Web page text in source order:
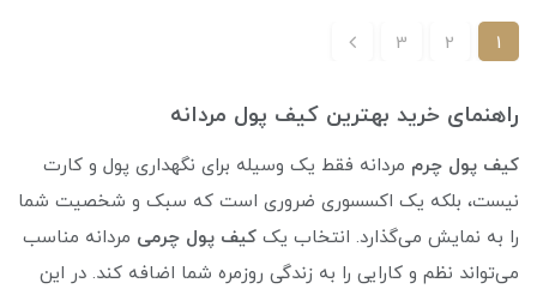
1
2
3
راهنمای خرید بهترین کیف پول مردانه
کیف پول چرم مردانه فقط یک وسیله برای نگهداری پول و کارت
نیست، بلکه یک اکسسوری ضروری است که سبک و شخصیت شما
را به نمایش می‌گذارد. انتخاب یک کیف پول چرمی مردانه مناسب
می‌تواند نظم و کارایی را به زندگی روزمره شما اضافه کند. در این